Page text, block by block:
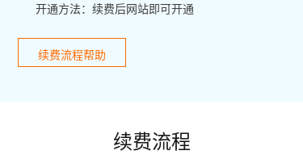
开通方法：续费后网站即可开通
续费流程帮助
续费流程